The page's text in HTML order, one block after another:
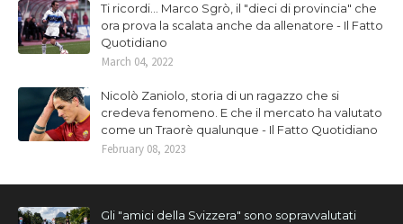
Ti ricordi... Marco Sgrò, il "dieci di provincia" che
ora prova la scalata anche da allenatore - Il Fatto
Quotidiano
March 04, 2022
Nicolò Zaniolo, storia di un ragazzo che si
credeva fenomeno. E che il mercato ha valutato
come un Traorè qualunque - Il Fatto Quotidiano
February 08, 2023
Gli "amici della Svizzera" sono sopravvalutati